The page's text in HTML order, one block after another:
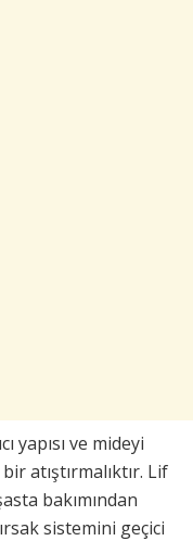
yapısı ve mideyi
atıştırmalıktır. Lif
bakımından
sistemini geçici